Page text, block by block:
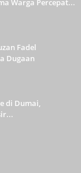
Warga Percepat...
Fadel
Dugaan
di Dumai,